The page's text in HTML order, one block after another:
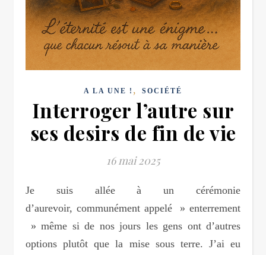
A LA UNE ! , SOCIÉTÉ
Interroger l’autre sur
ses desirs de fin de vie
16 mai 2025
Je suis allée à un cérémonie
d’aurevoir, communément appelé » enterrement
» même si de nos jours les gens ont d’autres
options plutôt que la mise sous terre. J’ai eu